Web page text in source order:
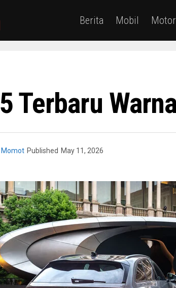
Berita Mobil Motor
Terbaru
Momot Published May 11, 2026